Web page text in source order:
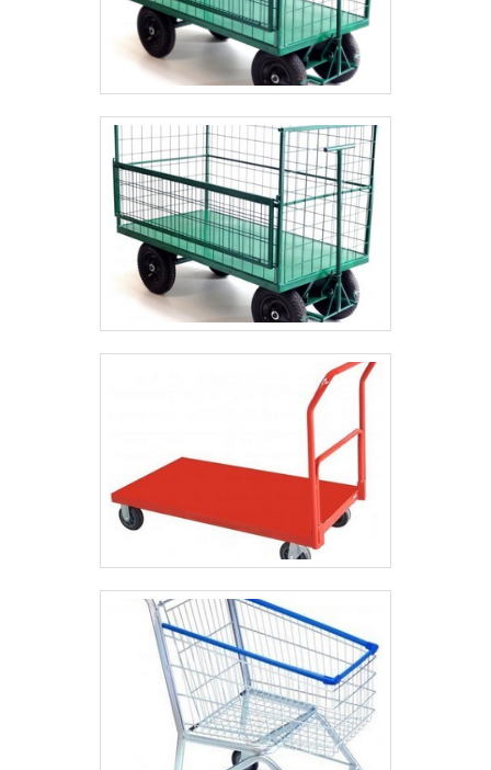
e reforma de carrinhos. São diversas opções de
itens oferecidos, como carrinhos de supermercado
e lixeiras com ótima qualidade e proteção.
Apresentando produtos de alto padrão, a empresa
conta com profissionais especializados e
instalações modernas e em bom estado,
conquistando então a confiança de todos. A Bento
Carrinhos é uma empresa que tem sido apontada de
forma positiva no segmento por toda seriedade e
qualidade, o que garante a melhor experiência de
todos os clientes. .